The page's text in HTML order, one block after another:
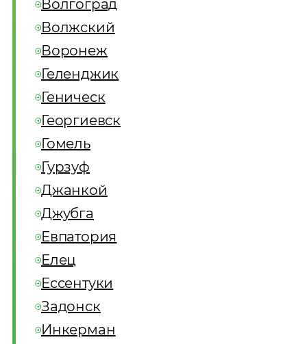
Волгоград
Волжский
Воронеж
Геленджик
Геническ
Георгиевск
Гомель
Гурзуф
Джанкой
Джубга
Евпатория
Елец
Ессентуки
Задонск
Инкерман